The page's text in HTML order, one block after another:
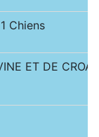
Chiens
ET DE